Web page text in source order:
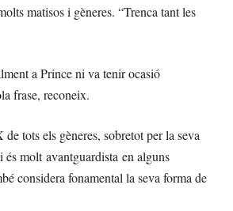
matisos i gèneres. “Trenca tant les
a Prince ni va tenir ocasió
frase, reconeix.
tots els gèneres, sobretot per la seva
és molt avantguardista en alguns
considera fonamental la seva forma de